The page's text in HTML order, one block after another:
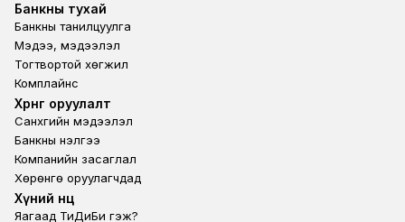
Footer
Банкны тухай
Банкны танилцуулга
Мэдээ, мэдээлэл
Тогтвортой хөгжил
Комплайнс
Footer third
Хөрөнгө оруулалт
Санхүүгийн мэдээлэл
Банкны үнэлгээ
Компанийн засаглал
Хөрөнгө оруулагчдад
Footer second
Хүний нөөц
Яагаад ТиДиБи гэж?